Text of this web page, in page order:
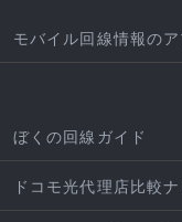
モバイル回線情報の
ぼくの回線ガイド
ドコモ光代理店比較